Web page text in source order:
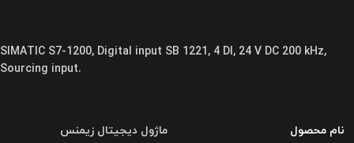
SIMATIC S7-1200, Digital input SB 1221, 4 DI, 24 V DC 200 kHz,
Sourcing input.
نام محصول ماژول دیجیتال زیمنس